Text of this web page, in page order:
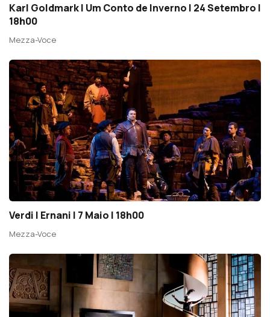
Karl Goldmark | Um Conto de Inverno | 24 Setembro |
18h00
Mezza-Voce
Verdi | Ernani | 7 Maio | 18h00
Mezza-Voce